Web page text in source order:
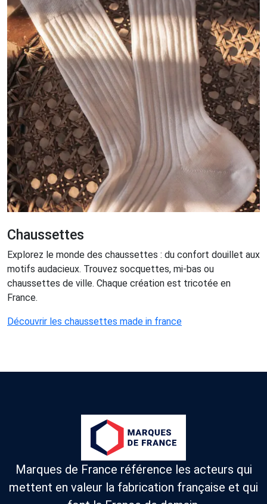
Chaussettes
Explorez le monde des chaussettes : du confort douillet aux
motifs audacieux. Trouvez socquettes, mi-bas ou
chaussettes de ville. Chaque création est tricotée en
France.
Découvrir les chaussettes made in france
Marques de France référence les acteurs qui
mettent en valeur la fabrication française et qui